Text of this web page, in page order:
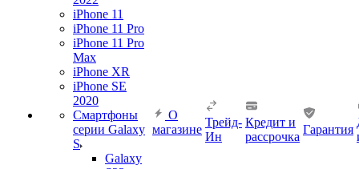
iPhone 11
iPhone 11 Pro
iPhone 11 Pro
Max
iPhone XR
iPhone SE
2020
Смартфоны
серии Galaxy
S
Galaxy
О
магазине
Трейд-
Ин
Кредит и
рассрочка
Гарантия